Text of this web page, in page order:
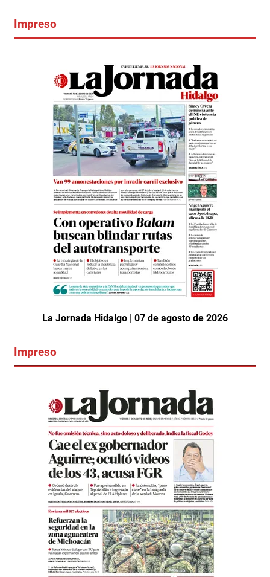
Impreso
La Jornada Hidalgo | 07 de agosto de 2026
Impreso